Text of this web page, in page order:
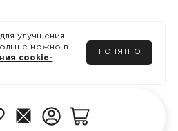
ГлавнаяЛичный кабинет
для улучшения
можно в
cookie-
ПОНЯТНО